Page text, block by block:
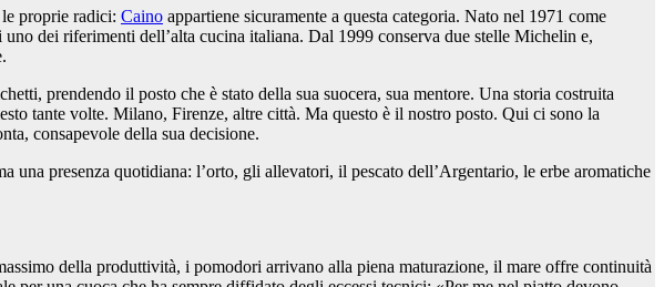
proprie radici: Caino appartiene sicuramente a questa categoria. Nato nel 1971 come
dei riferimenti dell’alta cucina italiana. Dal 1999 conserva due stelle Michelin e,
prendendo il posto che è stato della sua suocera, sua mentore. Una storia costruita
tante volte. Milano, Firenze, altre città. Ma questo è il nostro posto. Qui ci sono la
consapevole della sua decisione.
presenza quotidiana: l’orto, gli allevatori, il pescato dell’Argentario, le erbe aromatiche
della produttività, i pomodori arrivano alla piena maturazione, il mare offre continuità